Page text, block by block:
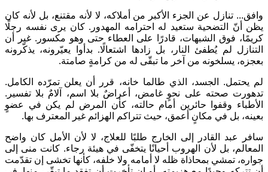
وافق... تنازل عن الجزء الأكبر من أملاكه، لا لأنه مقتنع، بل لأنه كان
يظن أنّ التضحية ستعيد له احترامه المهدور. كان يرى نفسه رجلًا
كريمًا، فوق الشبهات، قادرًا على العطاء حتى وهو مكسور. غير أن
التنازل لم يُطفئ النار، بل زادها اشتعالًا. بدأوا يعيّرونه، يذكّرونه
بعجزه، يسلخونه من آخر ما تبقّى له من كرامةٍ صامتة.
لم يحتمل. الجسد، الذي طالما خانه، قرر أن يعلن تمرّده الكامل.
تدهورت صحته على نحوٍ غامض، أعراضٌ بلا اسم، آلامٌ بلا تفسير.
الأطباء وقفوا حائرين أمام حالته، كأن المرض لم يكن في عضوٍ
بعينه، بل في مكانٍ أعمق، حيث تتراكم الهزائم غير المعترف بها.
سافر عبد القادر إلى الخارج طلبًا للعلاج، لا لأن الأمل كان واضح
المعالم، بل لأن الهروب أحيانًا يتخفّى في هيئة رجاء. كانت منى إلى
جواره، تمشي بمحاذاة ظله لا أمامه ولا خلفه، كأنها تخشى إن تقدّمت